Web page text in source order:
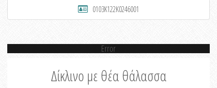
0103K122K0246001
Error
Δίκλινο με θέα θάλασσα